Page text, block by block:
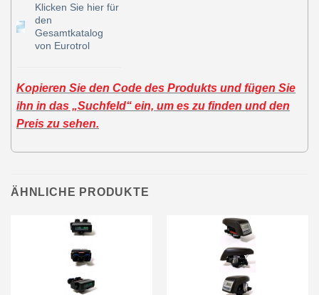
Klicken Sie hier für
den
Gesamtkatalog
von Eurotrol
Kopieren Sie den Code des Produkts und fügen Sie
ihn in das „Suchfeld“ ein, um es zu finden und den
Preis zu sehen.
ÄHNLICHE PRODUKTE